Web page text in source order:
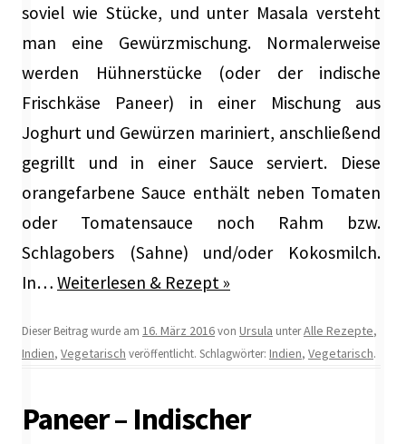
soviel wie Stücke, und unter Masala versteht
man eine Gewürzmischung. Normalerweise
werden Hühnerstücke (oder der indische
Frischkäse Paneer) in einer Mischung aus
Joghurt und Gewürzen mariniert, anschließend
gegrillt und in einer Sauce serviert. Diese
orangefarbene Sauce enthält neben Tomaten
oder Tomatensauce noch Rahm bzw.
Schlagobers (Sahne) und/oder Kokosmilch.
In… Weiterlesen & Rezept »
Dieser Beitrag wurde am 16. März 2016von Ursula unterAlle Rezepte,
Indien, Vegetarisch veröffentlicht. Schlagwörter: Indien, Vegetarisch.
Paneer – Indischer